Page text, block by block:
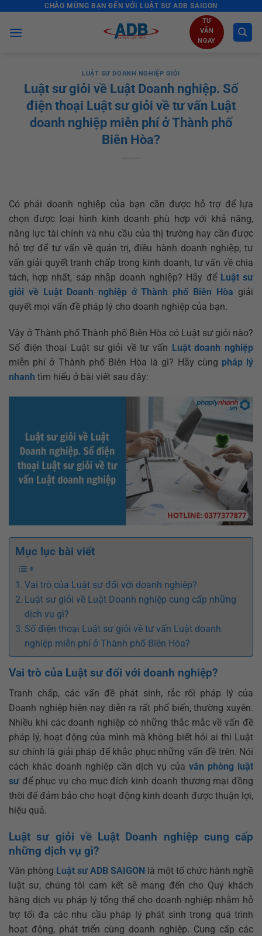
content
CHÀO MỪNG BẠN ĐẾN VỚI LUẬT SƯ ADB SAIGON
TƯ
VẤN
NGAY
LUẬT SƯ DOANH NGHIỆP GIỎI
Luật sư giỏi về Luật Doanh nghiệp. Số
điện thoại Luật sư giỏi về tư vấn Luật
doanh nghiệp miễn phí ở Thành phố
Biên Hòa?
Có phải doanh nghiệp của bạn cần được hỗ trợ để lựa
chọn được loại hình kinh doanh phù hợp với khả năng,
năng lực tài chính và nhu cầu của thị trường hay cần được
hỗ trợ để tư vấn về quản trị, điều hành doanh nghiệp, tư
vấn giải quyết tranh chấp trong kinh doanh, tư vấn về chia
tách, hợp nhất, sáp nhập doanh nghiệp? Hãy để Luật sư
giỏi về Luật Doanh nghiệp ở Thành phố Biên Hòa giải
quyết mọi vấn đề pháp lý cho doanh nghiệp của bạn.
Vậy ở Thành phố Thành phố Biên Hòa có Luật sư giỏi nào?
Số điện thoại Luật sư giỏi về tư vấn Luật doanh nghiệp
miễn phí ở Thành phố Biên Hòa là gì? Hãy cùng pháp lý
nhanh tìm hiểu ở bài viết sau đây:
Mục lục bài viết
Vai trò của Luật sư đối với doanh nghiệp?
Luật sư giỏi về Luật Doanh nghiệp cung cấp những
dịch vụ gì?
Số điện thoại Luật sư giỏi về tư vấn Luật doanh
nghiệp miễn phí ở Thành phố Biên Hòa?
Vai trò của Luật sư đối với doanh nghiệp?
Tranh chấp, các vấn đề phát sinh, rắc rối pháp lý của
Doanh nghiệp hiện nay diễn ra rất phổ biến, thường xuyên.
Nhiều khi các doanh nghiệp có những thắc mắc về vấn đề
pháp lý, hoạt động của mình mà không biết hỏi ai thì Luật
sư chính là giải pháp để khắc phục những vấn đề trên. Nói
cách khác doanh nghiệp cần dịch vụ của văn phòng luật
sưđể phục vụ cho mục đích kinh doanh thương mại đồng
thời để đảm bảo cho hoạt động kinh doanh được thuận lợi,
hiệu quả.
Luật sư giỏi về Luật Doanh nghiệp cung cấp
những dịch vụ gì?
Văn phòng Luật sư ADB SAIGON
là một tổ chức hành nghề
luật sư, chúng tôi cam kết sẽ mang đến cho Quý khách
hàng dịch vụ pháp lý tổng thể cho doanh nghiệp nhằm hỗ
trợ tối đa các nhu cầu pháp lý phát sinh trong quá trình
hoạt động, phát triển cùng doanh nghiệp. Cung cấp các